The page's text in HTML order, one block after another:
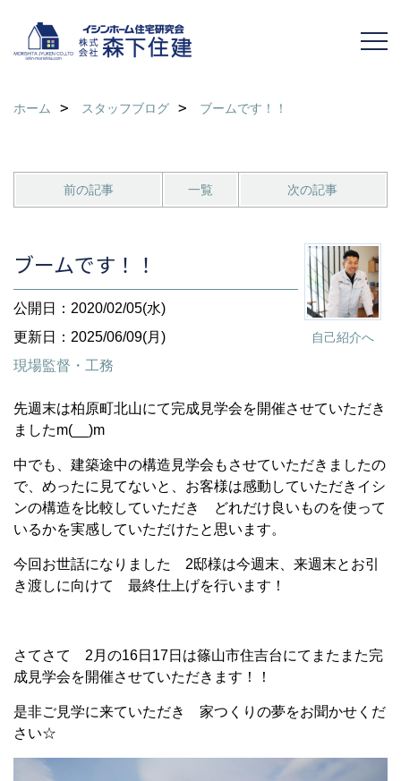
ホーム スタッフブログ ブームです！！
前の記事 一覧 次の記事
自己紹介へ
ブームです！！
公開日：2020/02/05(水)
更新日：2025/06/09(月)
現場監督・工務
先週末は柏原町北山にて完成見学会を開催させていただき
ましたm(__)m
中でも、建築途中の構造見学会もさせていただきましたの
で、めったに見てないと、お客様は感動していただきイシ
ンの構造を比較していただき どれだけ良いものを使って
いるかを実感していただけたと思います。
今回お世話になりました 2邸様は今週末、来週末とお引
き渡しに向けて 最終仕上げを行います！
さてさて 2月の16日17日は篠山市住吉台にてまたまた完
成見学会を開催させていただきます！！
是非ご見学に来ていただき 家つくりの夢をお聞かせくだ
さい☆